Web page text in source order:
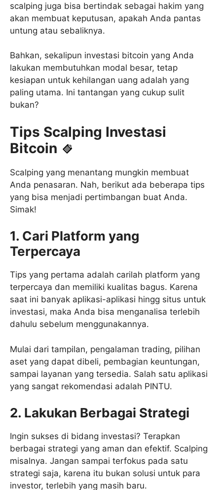
scalping juga bisa bertindak sebagai hakim yang
akan membuat keputusan, apakah Anda pantas
untung atau sebaliknya.
Bahkan, sekalipun investasi bitcoin yang Anda
lakukan membutuhkan modal besar, tetap
kesiapan untuk kehilangan uang adalah yang
paling utama. Ini tantangan yang cukup sulit
bukan?
Tips Scalping Investasi
Bitcoin
Scalping yang menantang mungkin membuat
Anda penasaran. Nah, berikut ada beberapa tips
yang bisa menjadi pertimbangan buat Anda.
Simak!
1. Cari Platform yang
Terpercaya
Tips yang pertama adalah carilah platform yang
terpercaya dan memiliki kualitas bagus. Karena
saat ini banyak aplikasi-aplikasi hingg situs untuk
investasi, maka Anda bisa menganalisa terlebih
dahulu sebelum menggunakannya.
Mulai dari tampilan, pengalaman trading, pilihan
aset yang dapat dibeli, pembagian keuntungan,
sampai layanan yang tersedia. Salah satu aplikasi
yang sangat rekomendasi adalah PINTU.
2. Lakukan Berbagai Strategi
Ingin sukses di bidang investasi? Terapkan
berbagai strategi yang aman dan efektif. Scalping
misalnya. Jangan sampai terfokus pada satu
strategi saja, karena itu bukan solusi untuk para
investor, terlebih yang masih baru.